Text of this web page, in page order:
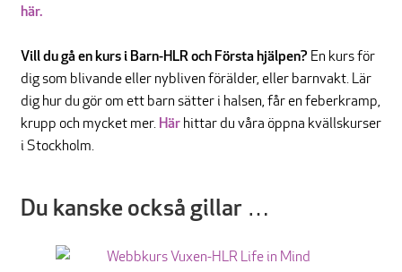
här.
Vill du gå en kurs i Barn-HLR och Första hjälpen? En kurs för
dig som blivande eller nybliven förälder, eller barnvakt. Lär
dig hur du gör om ett barn sätter i halsen, får en feberkramp,
krupp och mycket mer.Härhittar du våra öppna kvällskurser
i Stockholm.
Du kanske också gillar …